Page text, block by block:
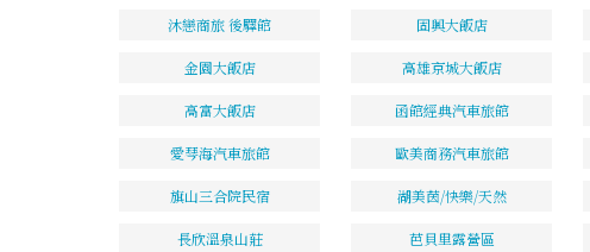
沐戀商旅 後驛館 固興大飯店
金園大飯店 高雄京城大飯店
高富大飯店 函館經典汽車旅館
愛琴海汽車旅館 歐美商務汽車旅館
旗山三合院民宿 湖美茵/快樂/天然
長欣溫泉山莊 芭貝里露營區